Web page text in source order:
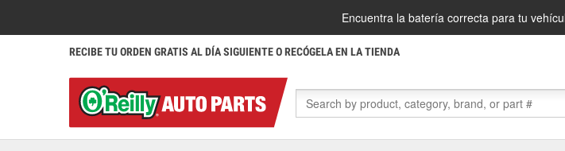
Encuentra la batería correcta para tu
RECIBE TU ORDEN GRATIS AL DÍA SIGUIENTE O RECÓGELA EN LA TIENDA